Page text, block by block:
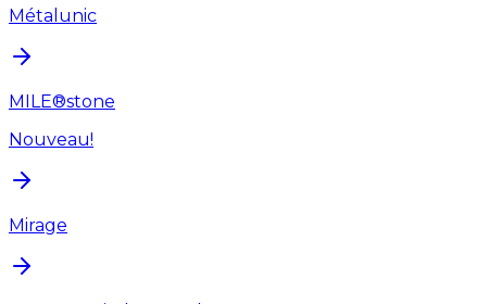
Métalunic
MILE®stone
Nouveau!
Mirage